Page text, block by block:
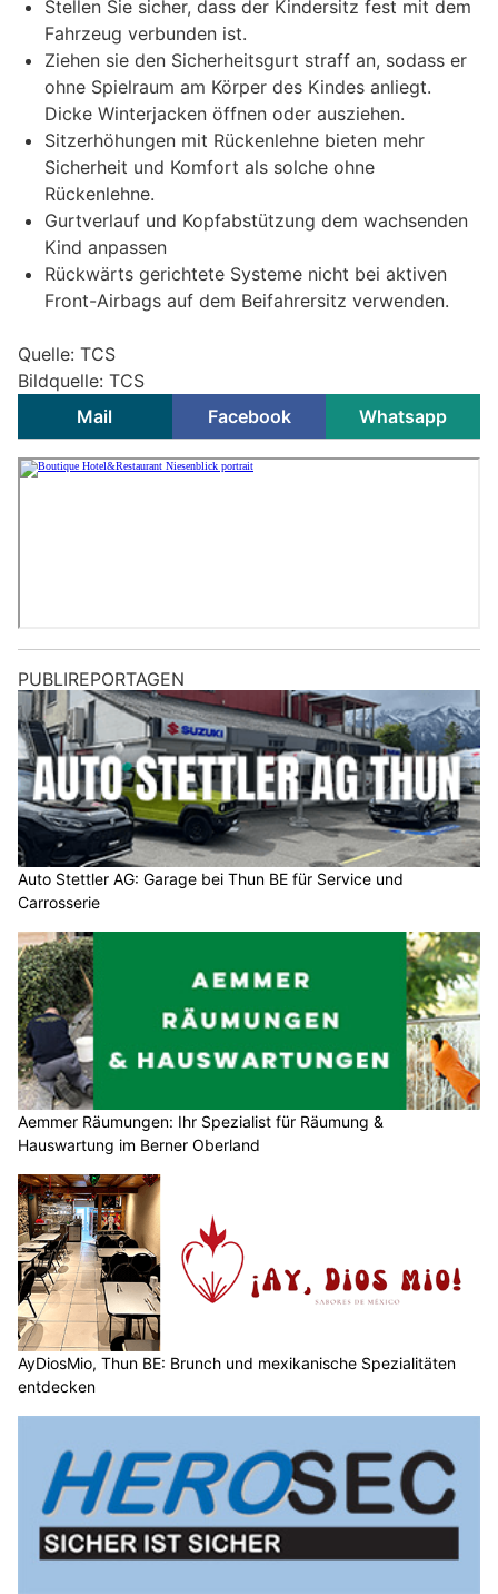
Stellen Sie sicher, dass der Kindersitz fest mit dem
Fahrzeug verbunden ist.
Ziehen sie den Sicherheitsgurt straff an, sodass er
ohne Spielraum am Körper des Kindes anliegt.
Dicke Winterjacken öffnen oder ausziehen.
Sitzerhöhungen mit Rückenlehne bieten mehr
Sicherheit und Komfort als solche ohne
Rückenlehne.
Gurtverlauf und Kopfabstützung dem wachsenden
Kind anpassen
Rückwärts gerichtete Systeme nicht bei aktiven
Front-Airbags auf dem Beifahrersitz verwenden.
Quelle: TCS
Bildquelle: TCS
Mail
Facebook Whatsapp
PUBLIREPORTAGEN
Auto Stettler AG: Garage bei Thun BE für Service und
Carrosserie
Aemmer Räumungen: Ihr Spezialist für Räumung &
Hauswartung im Berner Oberland
AyDiosMio, Thun BE: Brunch und mexikanische Spezialitäten
entdecken